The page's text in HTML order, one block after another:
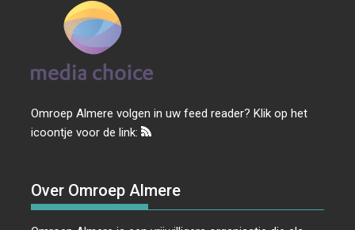
Omroep Almere volgen in uw feed reader? Klik op het
icoontje voor de link:
Over Omroep Almere